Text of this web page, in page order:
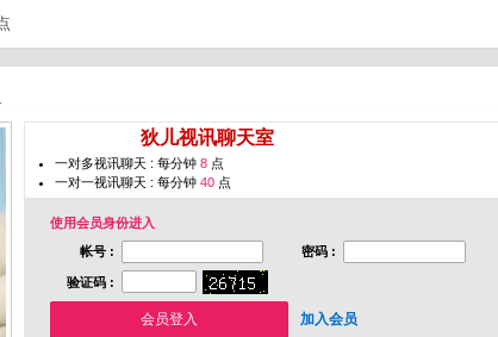
狄儿视讯聊天室
一对多视讯聊天 : 每分钟 8 点
一对一视讯聊天 : 每分钟 40 点
使用会员身份进入
帐号 :
密码 :
验证码 :
加入会员